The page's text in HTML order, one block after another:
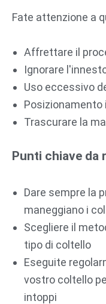
Fate attenzione a
Affrettare il
Ignorare
Uso eccessivo
Posizionamento
Trascurare la
Punti chiave da
Dare sempre la
maneggiano i
Scegliere il
tipo di coltello
Eseguite
vostro coltello
intoppi